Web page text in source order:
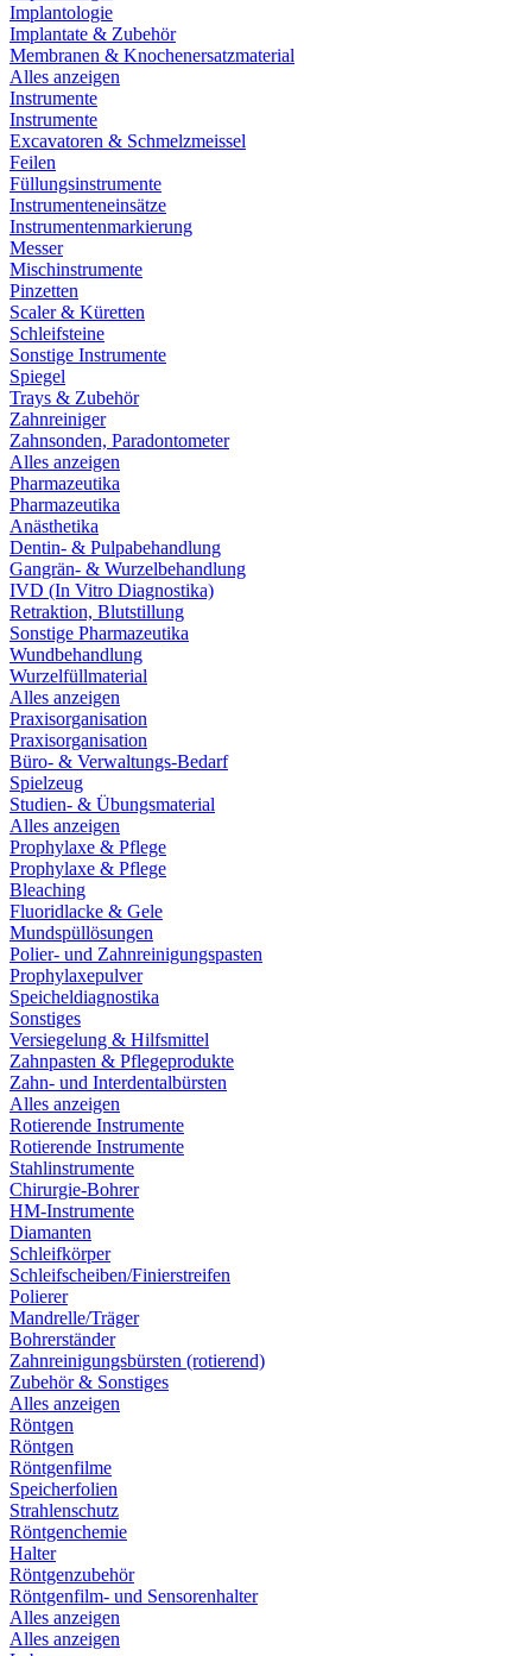
Implantologie
Implantate & Zubehör
Membranen & Knochenersatzmaterial
Alles anzeigen
Instrumente
Instrumente
Excavatoren & Schmelzmeissel
Feilen
Füllungsinstrumente
Instrumenteneinsätze
Instrumentenmarkierung
Messer
Mischinstrumente
Pinzetten
Scaler & Küretten
Schleifsteine
Sonstige Instrumente
Spiegel
Trays & Zubehör
Zahnreiniger
Zahnsonden, Paradontometer
Alles anzeigen
Pharmazeutika
Pharmazeutika
Anästhetika
Dentin- & Pulpabehandlung
Gangrän- & Wurzelbehandlung
IVD (In Vitro Diagnostika)
Retraktion, Blutstillung
Sonstige Pharmazeutika
Wundbehandlung
Wurzelfüllmaterial
Alles anzeigen
Praxisorganisation
Praxisorganisation
Büro- & Verwaltungs-Bedarf
Spielzeug
Studien- & Übungsmaterial
Alles anzeigen
Prophylaxe & Pflege
Prophylaxe & Pflege
Bleaching
Fluoridlacke & Gele
Mundspüllösungen
Polier- und Zahnreinigungspasten
Prophylaxepulver
Speicheldiagnostika
Sonstiges
Versiegelung & Hilfsmittel
Zahnpasten & Pflegeprodukte
Zahn- und Interdentalbürsten
Alles anzeigen
Rotierende Instrumente
Rotierende Instrumente
Stahlinstrumente
Chirurgie-Bohrer
HM-Instrumente
Diamanten
Schleifkörper
Schleifscheiben/Finierstreifen
Polierer
Mandrelle/Träger
Bohrerständer
Zahnreinigungsbürsten (rotierend)
Zubehör & Sonstiges
Alles anzeigen
Röntgen
Röntgen
Röntgenfilme
Speicherfolien
Strahlenschutz
Röntgenchemie
Halter
Röntgenzubehör
Röntgenfilm- und Sensorenhalter
Alles anzeigen
Alles anzeigen